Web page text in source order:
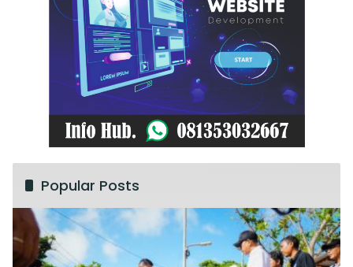
Popular Posts